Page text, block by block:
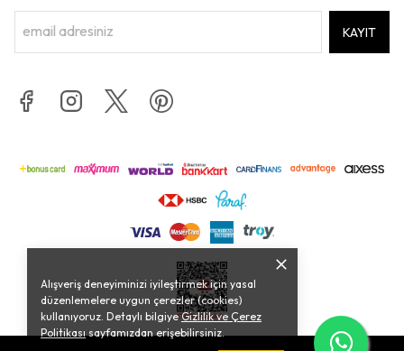
Alışveriş deneyiminizi iyileştirmek için yasal
düzenlemelere uygun çerezler (cookies)
kullanıyoruz. Detaylı bilgiyeGizlilik ve Çerez
Politikasısayfamızdan erişebilirsiniz.
KAYIT